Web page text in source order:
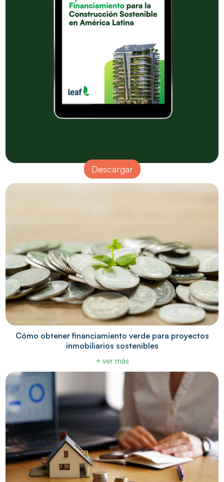
Descargar
Cómo obtener financiamiento verde para proyectos
inmobiliarios sostenibles
+ ver más